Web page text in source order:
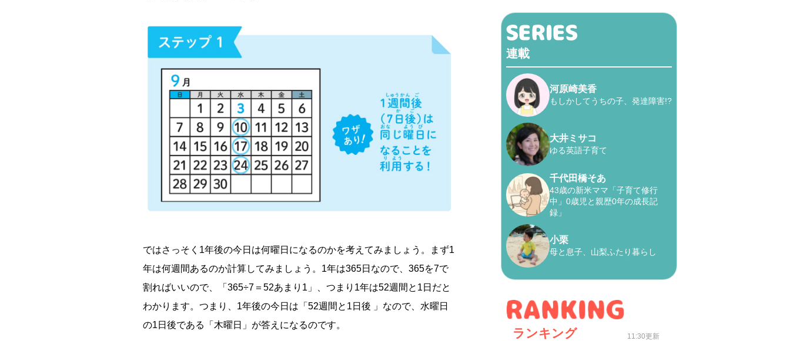
ではさっそく1年後の今日は何曜日になるのかを考えてみましょう。まず1
年は何週間あるのか計算してみましょう。1年は365日なので、365を7で
割ればいいので、「365÷7＝52あまり1」、つまり1年は52週間と1日だと
わかります。つまり、1年後の今日は「52週間と1日後 」なので、水曜日
の1日後である「木曜日」が答えになるのです。
連載
河原崎美香
もしかしてうちの子、発達障害!?
大井ミサコ
ゆる英語子育て
千代田橋そあ
43歳の新米ママ「子育て修行
中」0歳児と親歴0年の成長記
録」
小栗
母と息子、山梨ふたり暮らし
ランキング 11:30更新